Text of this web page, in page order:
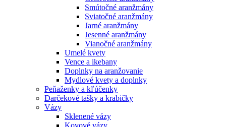
Smútočné aranžmány
Sviatočné aranžmány
Jarné aranžmány
Jesenné aranžmány
Vianočné aranžmány
Umelé kvety
Vence a ikebany
Doplnky na aranžovanie
Mydlové kvety a doplnky
Peňaženky a kľúčenky
Darčekové tašky a krabičky
Vázy
Sklenené vázy
Kovové vázy